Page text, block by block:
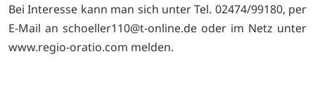
Bei Interesse kann man sich unter Tel. 02474/99180, per
E-Mail an schoeller110@t-online.de oder im Netz unter
www.regio-oratio.com melden.